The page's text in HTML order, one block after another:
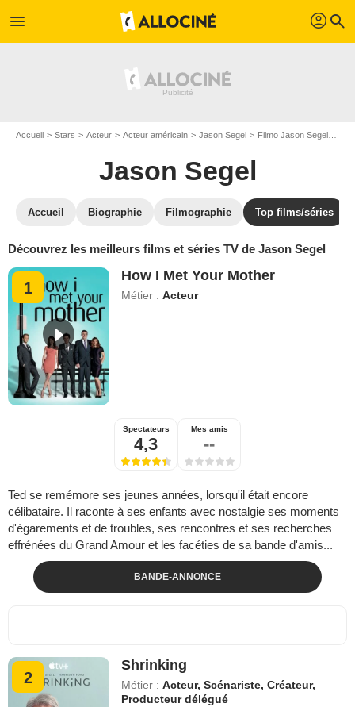
menu profil search
Accueil Stars Acteur Acteur américain Jason Segel Filmo Jason Segel
Jason Segel
Accueil Biographie Filmographie Top films/séries
Découvrez les meilleurs films et séries TV de Jason Segel
1
How I Met Your Mother
Métier :Acteur
Spectateurs
4,3
Mes amis
--
Ted se remémore ses jeunes années, lorsqu'il était encore
célibataire. Il raconte à ses enfants avec nostalgie ses moments
d'égarements et de troubles, ses rencontres et ses recherches
effrénées du Grand Amour et les facéties de sa bande d'amis...
BANDE-ANNONCE
2
Shrinking
Métier :Acteur, Scénariste, Créateur,
Producteur délégué